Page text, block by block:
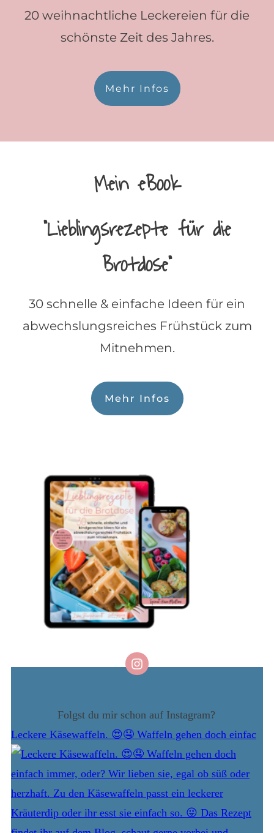
20 weihnachtliche Leckereien für die
schönste Zeit des Jahres.
Mehr Infos
Mein eBook
"Lieblingsrezepte für die
Brotdose"
30 schnelle & einfache Ideen für ein
abwechslungsreiches Frühstück zum
Mitnehmen.
Mehr Infos
Folgst du mir schon auf Instagram?
Leckere Käsewaffeln. 😍🤤 Waffeln gehen doch einfac